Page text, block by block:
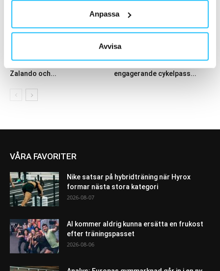
Anpassa
Avvisa
Europa – signar avtal med
Zalando och...
Matrix – ett nytt och
engagerande cykelpass...
VÅRA FAVORITER
Nike satsar på hybridträning när Hyrox
formar nästa stora kategori
2026-08-07
AI kommer aldrig kunna ersätta en frukost
efter träningspasset
2026-08-06